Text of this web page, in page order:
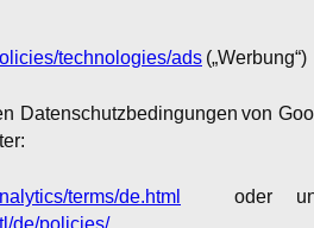
technologies/ads („Werbung“)
Datenschutzbedingungen von
terms/de.html oder
de/policies/